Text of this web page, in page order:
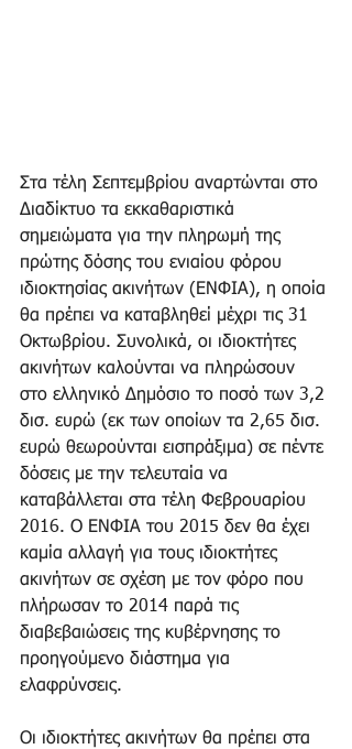
Στα τέλη Σεπτεμβρίου αναρτώνται στο
Διαδίκτυο τα εκκαθαριστικά
σημειώματα για την πληρωμή της
πρώτης δόσης του ενιαίου φόρου
ιδιοκτησίας ακινήτων (ΕΝΦΙΑ), η οποία
θα πρέπει να καταβληθεί μέχρι τις 31
Οκτωβρίου. Συνολικά, οι ιδιοκτήτες
ακινήτων καλούνται να πληρώσουν
στο ελληνικό Δημόσιο το ποσό των 3,2
δισ. ευρώ (εκ των οποίων τα 2,65 δισ.
ευρώ θεωρούνται εισπράξιμα) σε πέντε
δόσεις με την τελευταία να
καταβάλλεται στα τέλη Φεβρουαρίου
2016. Ο ΕΝΦΙΑ του 2015 δεν θα έχει
καμία αλλαγή για τους ιδιοκτήτες
ακινήτων σε σχέση με τον φόρο που
πλήρωσαν το 2014 παρά τις
διαβεβαιώσεις της κυβέρνησης το
προηγούμενο διάστημα για
ελαφρύνσεις.
Οι ιδιοκτήτες ακινήτων θα πρέπει στα